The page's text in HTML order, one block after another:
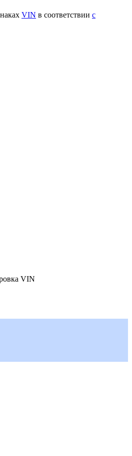
VIN в соответствии с
VIN